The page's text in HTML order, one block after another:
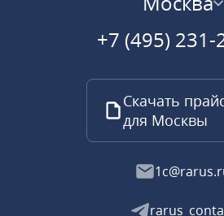
+7 (495) 231-
Скачать
для Москвы